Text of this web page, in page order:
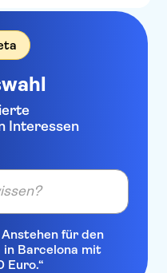
Interessen
für den
in Barcelona mit
Euro.“